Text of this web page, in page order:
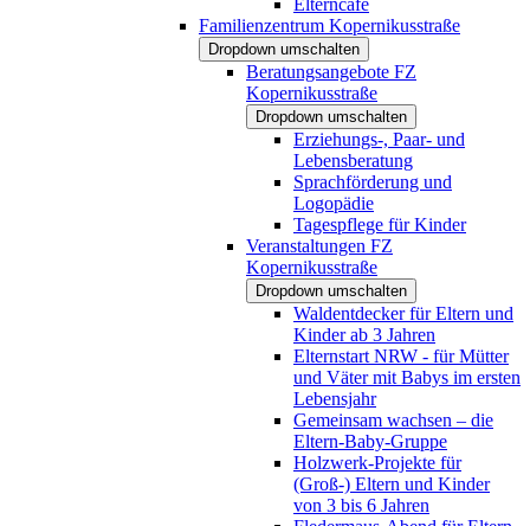
Familienzentrum Kopernikusstraße
Dropdown umschalten
Beratungsangebote FZ
Kopernikusstraße
Dropdown umschalten
Erziehungs-, Paar- und
Lebensberatung
Sprachförderung und
Logopädie
Tagespflege für Kinder
Veranstaltungen FZ
Kopernikusstraße
Dropdown umschalten
Waldentdecker für Eltern und
Kinder ab 3 Jahren
Elternstart NRW - für Mütter
und Väter mit Babys im ersten
Lebensjahr
Gemeinsam wachsen – die
Eltern-Baby-Gruppe
Holzwerk-Projekte für
(Groß-) Eltern und Kinder
von 3 bis 6 Jahren